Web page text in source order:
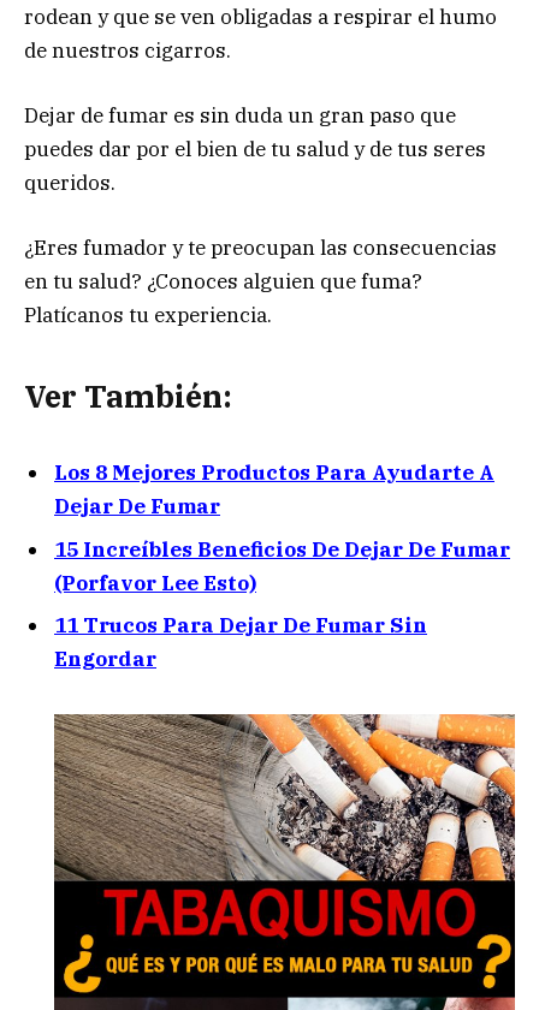
rodean y que se ven obligadas a respirar el humo
de nuestros cigarros.
Dejar de fumar es sin duda un gran paso que
puedes dar por el bien de tu salud y de tus seres
queridos.
¿Eres fumador y te preocupan las consecuencias
en tu salud? ¿Conoces alguien que fuma?
Platícanos tu experiencia.
Ver También:
Los 8 Mejores Productos Para Ayudarte A
Dejar De Fumar
15 Increíbles Beneficios De Dejar De Fumar
(Porfavor Lee Esto)
11 Trucos Para Dejar De Fumar Sin
Engordar